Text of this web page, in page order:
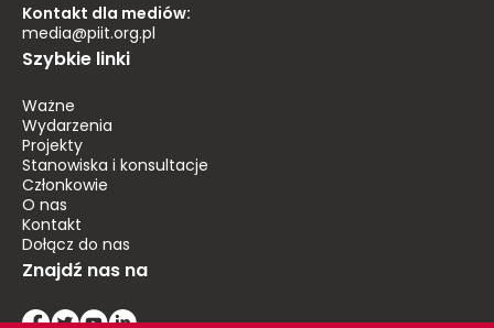
Kontakt dla mediów:
media@piit.org.pl
Szybkie linki
Ważne
Wydarzenia
Projekty
Stanowiska i konsultacje
Członkowie
O nas
Kontakt
Dołącz do nas
Znajdź nas na